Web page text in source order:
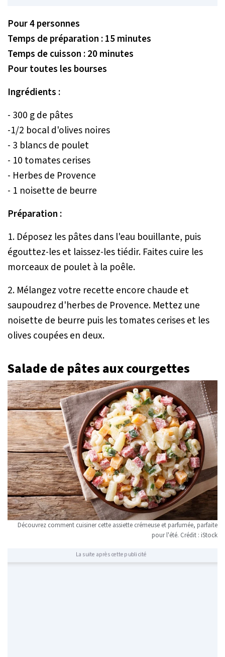
Pour 4 personnes
Temps de préparation : 15 minutes
Temps de cuisson : 20 minutes
Pour toutes les bourses
Ingrédients :
- 300 g de pâtes
-1/2 bocal d'olives noires
- 3 blancs de poulet
- 10 tomates cerises
- Herbes de Provence
- 1 noisette de beurre
Préparation :
1. Déposez les pâtes dans l'eau bouillante, puis
égouttez-les et laissez-les tiédir. Faites cuire les
morceaux de poulet à la poêle.
2. Mélangez votre recette encore chaude et
saupoudrez d'herbes de Provence. Mettez une
noisette de beurre puis les tomates cerises et les
olives coupées en deux.
Salade de pâtes aux courgettes
Découvrez comment cuisiner cette assiette crémeuse et parfumée, parfaite
pour l'été. Crédit : iStock
La suite après cette publicité